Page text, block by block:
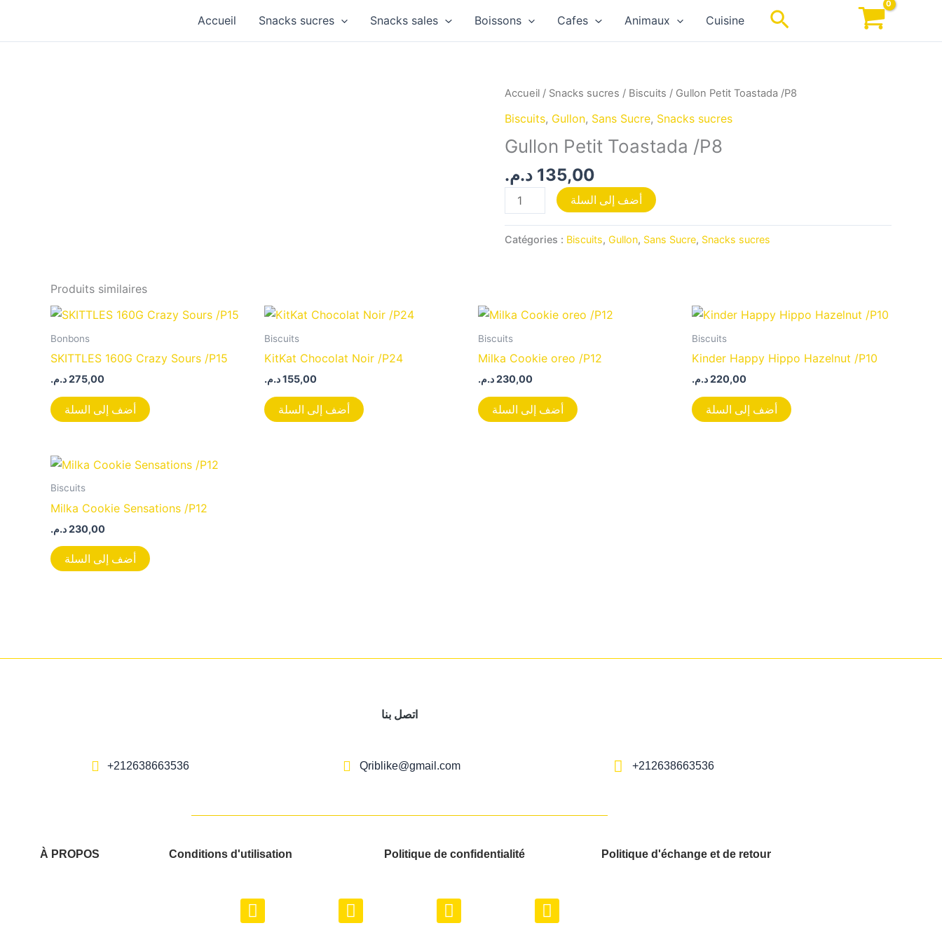
contenu
Accueil Snacks sucres Snacks sales Boissons Cafes Animaux Cuisine Rechercher
Accueil / Snacks sucres / Biscuits / Gullon Petit Toastada /P8
Biscuits, Gullon, Sans Sucre, Snacks sucres
Gullon Petit Toastada /P8
135,00 د.م.
quantité
Petit
Toastada
/P8
أضف إلى السلة
Catégories : Biscuits, Gullon, Sans Sucre, Snacks sucres
Produits similaires
Bonbons
SKITTLES 160G Crazy Sours /P15
275,00د.م.
أضف إلى السلة
Biscuits
KitKat Chocolat Noir /P24
155,00د.م.
أضف إلى السلة
Biscuits
Milka Cookie oreo /P12
230,00د.م.
أضف إلى السلة
Biscuits
Kinder Happy Hippo Hazelnut /P10
220,00د.م.
أضف إلى السلة
Biscuits
Milka Cookie Sensations /P12
230,00د.م.
أضف إلى السلة
اتصل بنا
+212638663536 Qriblike@gmail.com +212638663536
À PROPOS Conditions d'utilisation Politique de confidentialité Politique d'échange et de retour
F
a
Y
o
I
n
W
h